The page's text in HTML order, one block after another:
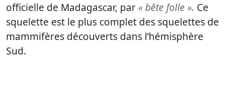
officielle de Madagascar, par « bête folle ». Ce
squelette est le plus complet des squelettes de
mammifères découverts dans l’hémisphère
Sud.